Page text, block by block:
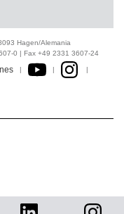
Hagen/Alemania
0 | Fax +49 2331 3607-24